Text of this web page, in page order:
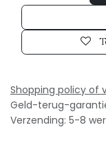
Shopping policy of
Geld-terug-
Verzending: 5-8